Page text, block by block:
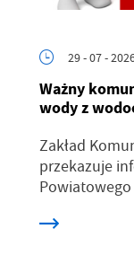
29 - 07 -
Ważny
wody z
Zakład
przekazuje